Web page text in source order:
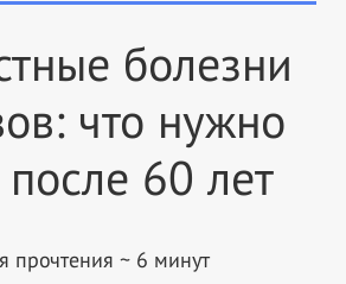
болезни
что нужно
после 60 лет
прочтения ~ 6 минут